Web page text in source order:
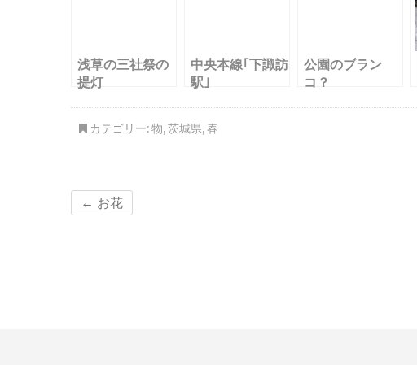
浅草の三社祭の
提灯
中央本線｢下諏訪
駅｣
公園のブラン
コ？
カテゴリー:物,茨城県,春
← お花